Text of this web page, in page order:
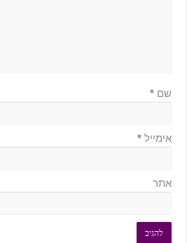
שם *
אימייל *
אתר